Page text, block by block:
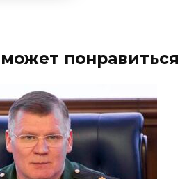
понравиться